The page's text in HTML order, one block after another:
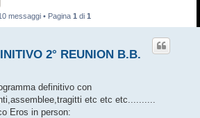
messaggi • Pagina 1 di 1
2° REUNION B.B.
definitivo con
etc etc etc..........
Eros in person: